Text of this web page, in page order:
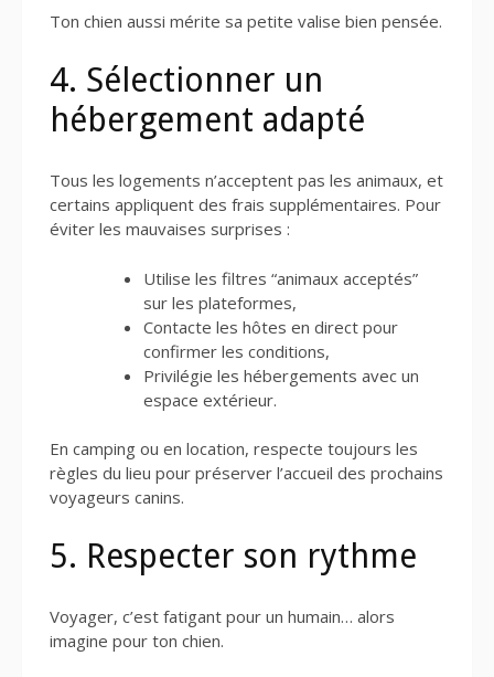
Ton chien aussi mérite sa petite valise bien pensée.
4. Sélectionner un
hébergement adapté
Tous les logements n’acceptent pas les animaux, et
certains appliquent des frais supplémentaires. Pour
éviter les mauvaises surprises :
Utilise les filtres “animaux acceptés”
sur les plateformes,
Contacte les hôtes en direct pour
confirmer les conditions,
Privilégie les hébergements avec un
espace extérieur.
En camping ou en location, respecte toujours les
règles du lieu pour préserver l’accueil des prochains
voyageurs canins.
5. Respecter son rythme
Voyager, c’est fatigant pour un humain… alors
imagine pour ton chien.